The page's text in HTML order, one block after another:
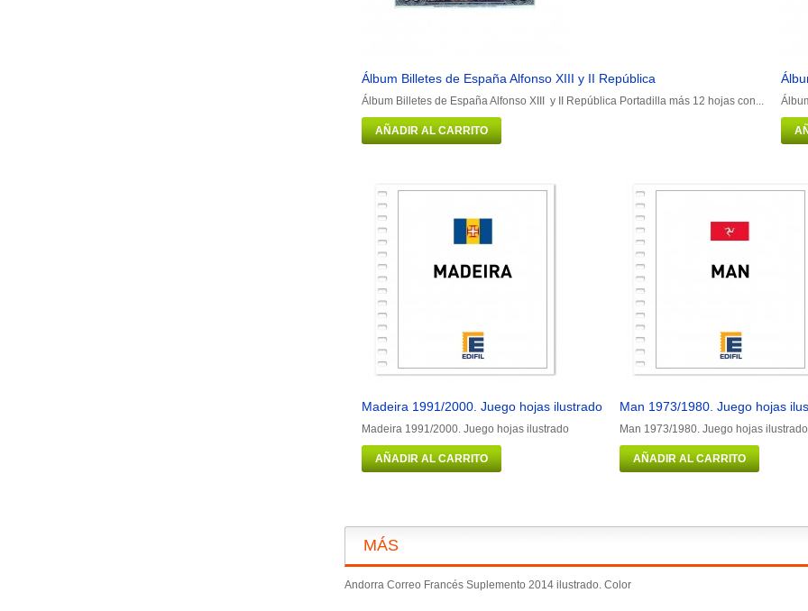
Álbum Billetes de España Alfonso XIII y II República
Álbum Billetes de España Alfonso XIII y II República Portadilla más 12 hojas con...
AÑADIR AL CARRITO
Madeira 1991/2000. Juego hojas ilustrado
Madeira 1991/2000. Juego hojas ilustrado
AÑADIR AL CARRITO
Man 1973/1980. Juego hojas
Man 1973/1980. Juego hojas ilustrado
AÑADIR AL CARRITO
MÁS
Andorra Correo Francés Suplemento 2014 ilustrado. Color